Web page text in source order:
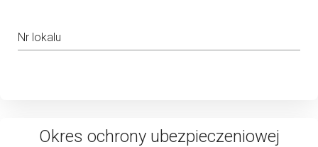
Nr lokalu
Okres ochrony ubezpieczeniowej